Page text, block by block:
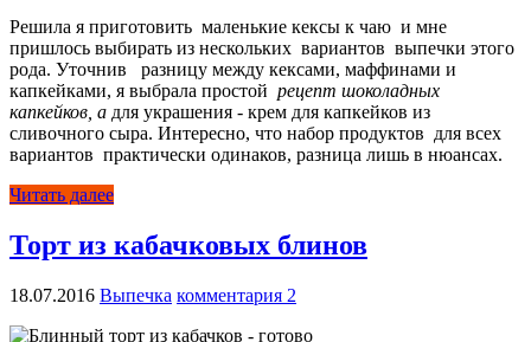
Решила я приготовить маленькие кексы к чаю и мне
пришлось выбирать из нескольких вариантов выпечки этого
рода. Уточнив разницу между кексами, маффинами и
капкейками, я выбрала простой рецепт шоколадных
капкейков, а для украшения - крем для капкейков из
сливочного сыра. Интересно, что набор продуктов для всех
вариантов практически одинаков, разница лишь в нюансах.
Читать далее
Торт из кабачковых блинов
18.07.2016 Выпечка комментария 2